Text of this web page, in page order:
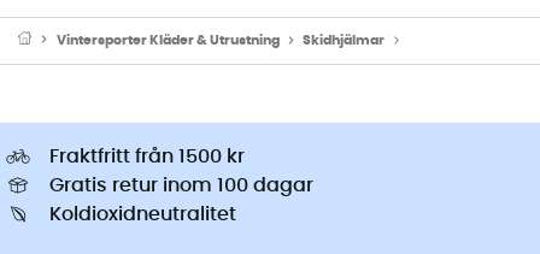
Vintersporter Kläder & Utrustning Skidhjälmar
Fraktfritt från 1500 kr
Gratis retur inom 100 dagar
Koldioxidneutralitet